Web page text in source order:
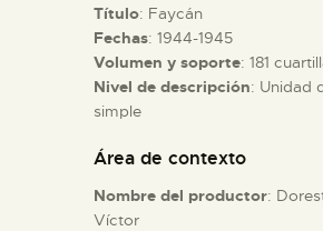
COLECCIONES
DIDÁCTICA
ESPAÑOL
Título: Faycán
Fechas: 1944-1945
Volumen y soporte: 181
Nivel de descripción: Unidad
simple
Área de contexto
Nombre del productor:
Víctor